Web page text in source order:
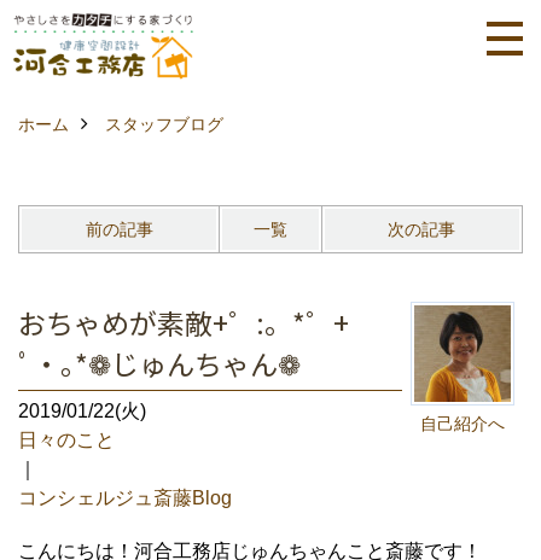
ホーム スタッフブログ
前の記事 一覧 次の記事
自己紹介へ
おちゃめが素敵+゜:。*゜+
ﾟ・｡*❁じゅんちゃん❁
2019/01/22(火)
日々のこと
コンシェルジュ斎藤Blog
こんにちは！河合工務店じゅんちゃんこと斎藤です！